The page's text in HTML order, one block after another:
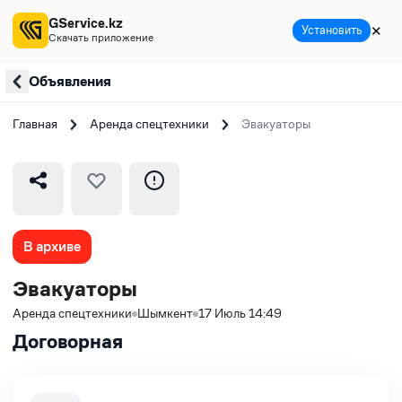
Объявления
Главная Аренда спецтехники Эвакуаторы
В архиве
Эвакуаторы
Аренда спецтехники Шымкент 17 Июль 14:49
Договорная
GService.kz
Скачать приложение Установить ✕